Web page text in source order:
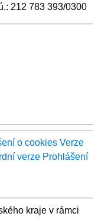
212 783 393/0300
o cookies Verze
verze Prohlášení
kraje v rámci